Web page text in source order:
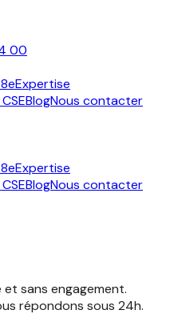
00
Expertise
BlogNous contacter
Expertise
BlogNous contacter
sans engagement.
répondons sous 24h.